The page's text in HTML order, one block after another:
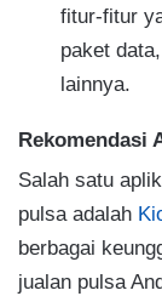
fitur-fitur
paket
lainnya.
Rekomendasi
Salah satu
pulsa adalah
berbagai
jualan pulsa